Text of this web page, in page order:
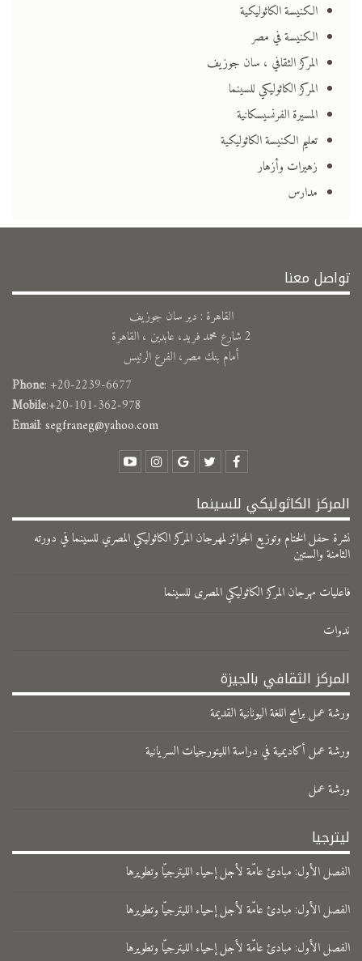
الكنيسة الكاثوليكية
الكنيسة في مصر
المركز الثقافي ، سان جوزيف
المركز الكاثوليكي للسينما
المسيرة الفرنسيسكانية
تعليم الكنيسة الكاثوليكية
زهيرات وأزهار
مدارس
تواصل معنا
القاهرة : دير سان جوزيف
2 شارع محمد فريد، عابدين ، القاهرة
أمام بنك مصر، الفرع الرئيس
Phone: +20-2239-6677
Mobile:+20-101-362-978
Email:segfraneg@yahoo.com
المركز الكاثوليكي للسينما
نشرة حفل الختام وتوزيع الجوائز لمهرجان المركز الكاثوليكي المصري للسينما في دورته
الثامنة والستين
فاعليات مهرجان المركز الكاثوليكي المصرى للسينما
ندوات
المركز الثقافي بالجيزة
ورشة عمل برامج اللغة اليونانية القديمة
ورشة عمل أكاديمية في دراسة الليتورجيات السريانية
ورشة عمل
ليترجيا
الفصل الأول: مبادئ عامّة لأجل إحياء الليترجيّا وتطويرها
الفصل الأول: مبادئ عامّة لأجل إحياء الليترجيّا وتطويرها
الفصل الأول: مبادئ عامّة لأجل إحياء الليترجيّا وتطويرها